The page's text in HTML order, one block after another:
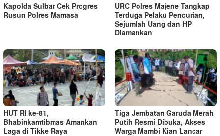
Kapolda Sulbar Cek Progres
Rusun Polres Mamasa
URC Polres Majene Tangkap
Terduga Pelaku Pencurian,
Sejumlah Uang dan HP
Diamankan
HUT RI ke-81,
Bhabinkamtibmas Amankan
Laga di Tikke Raya
Tiga Jembatan Garuda Merah
Putih Resmi Dibuka, Akses
Warga Mambi Kian Lancar